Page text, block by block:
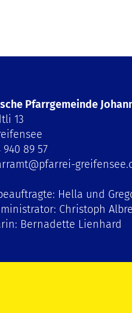
Pfarrgemeinde
13
940 89 57
Hella und
Christoph
Bernadette Lienhard